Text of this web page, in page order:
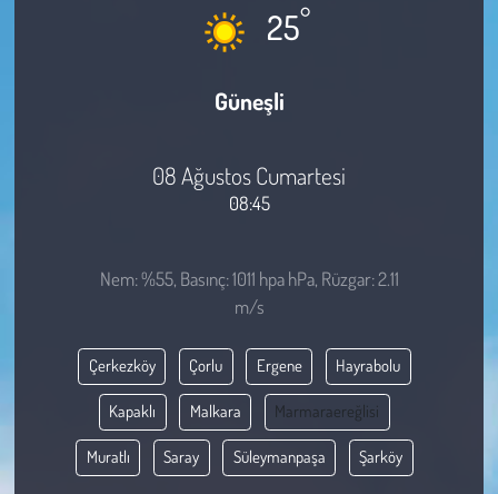
25°
Güneşli
08 Ağustos Cumartesi
08:45
Nem: %55, Basınç: 1011 hpa hPa, Rüzgar: 2.11
m/s
Çerkezköy Çorlu Ergene Hayrabolu
Kapaklı Malkara Marmaraereğlisi
Muratlı Saray Süleymanpaşa Şarköy
Hayvan Hakları
Çevre
Galeri